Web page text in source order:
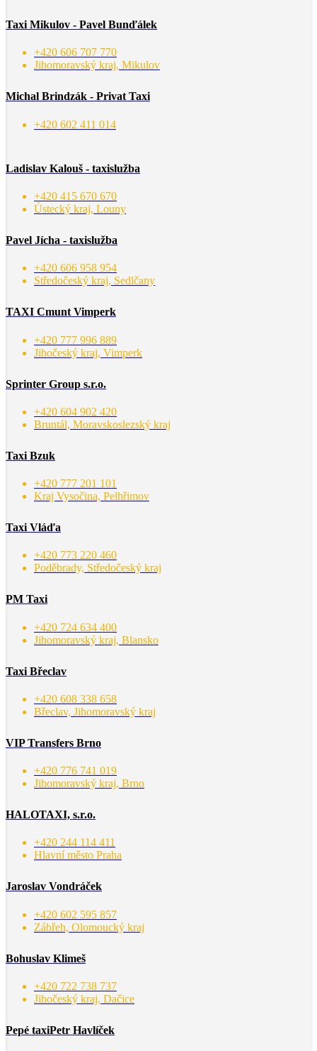
Taxi Mikulov - Pavel Bunďálek
+420 606 707 770
Jihomoravský kraj, Mikulov
Michal Brindzák - Privat Taxi
+420 602 411 014
Ladislav Kalouš - taxislužba
+420 415 670 670
Ústecký kraj, Louny
Pavel Jícha - taxislužba
+420 606 958 954
Středočeský kraj, Sedlčany
TAXI Cmunt Vimperk
+420 777 996 889
Jihočeský kraj, Vimperk
Sprinter Group s.r.o.
+420 604 902 420
Bruntál, Moravskoslezský kraj
Taxi Bzuk
+420 777 201 101
Kraj Vysočina, Pelhřimov
Taxi Vláďa
+420 773 220 460
Poděbrady, Středočeský kraj
PM Taxi
+420 724 634 400
Jihomoravský kraj, Blansko
Taxi Břeclav
+420 608 338 658
Břeclav, Jihomoravský kraj
VIP Transfers Brno
+420 776 741 019
Jihomoravský kraj, Brno
HALOTAXI, s.r.o.
+420 244 114 411
Hlavní město Praha
Jaroslav Vondráček
+420 602 595 857
Zábřeh, Olomoucký kraj
Bohuslav Klimeš
+420 722 738 737
Jihočeský kraj, Dačice
Pepé taxiPetr Havlíček